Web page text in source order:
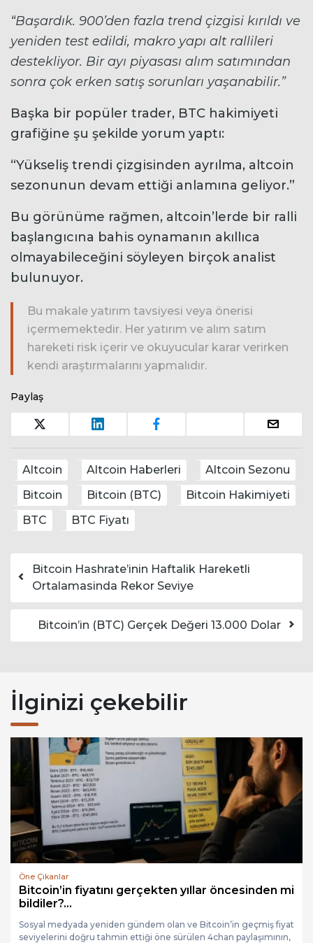
“Başardık. 900’den fazla trend çizgisi kırıldı ve
yeniden test edildi, makro yapı alt rallileri
destekliyor. Bir ayı piyasası alım satımından
sonra çok erken satış sorunları yaşanabilir.”
Başka bir popüler trader, BTC hakimiyeti
grafiğine şu şekilde yorum yaptı:
“Yükseliş trendi çizgisinden ayrılma, altcoin
sezonunun devam ettiği anlamına geliyor.”
Bu görünüme rağmen, altcoin’lerde bir ralli
başlangıcına bahis oynamanın akıllıca
olmayabileceğini söyleyen birçok analist
bulunuyor.
Bu makale yatırım tavsiyesi veya önerisi
içermemektedir. Her yatırım ve alım satım
hareketi risk içerir ve okuyucular karar verirken
kendi araştırmalarını yapmalıdır.
Paylaş
Altcoin Altcoin Haberleri
Altcoin Sezonu
Bitcoin
Bitcoin (BTC)
Bitcoin Hakimiyeti
BTC
BTC Fiyatı
Yazı dolaşımı
Bitcoin Hashrate’inin Haftalik Hareketli
Ortalamasinda Rekor Seviye
Bitcoin’in (BTC) Gerçek Değeri 13.000 Dolar
İlginizi çekebilir
Bitcoin Haberleri
StarkWare CEO’su, Bitcoin’in 21 milyon arz
sınırını tartış...
StarkWare CEO’su Eli Ben-Sasson, kaybolan özel anahtarlar
nedeniyle Bitcoin’in 21 milyonluk arz sınırının uzun vadede